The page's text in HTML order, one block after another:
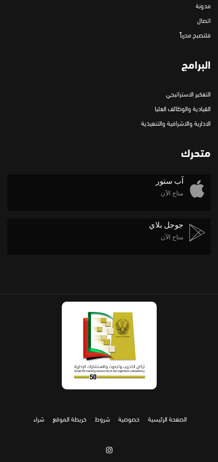
مدونة
اتصال
فلتصبح مدرباً
البرامج
التفكير الاستراتيجي
القيادية والوظائف العليا
الادارية والاشرافية والتنفيذية
متحرك
آب ستور
متاح الآن
جوجل بلاي
متاح الآن
الصفحة الرئيسية خصوصية شروط خريطة الموقع شراء